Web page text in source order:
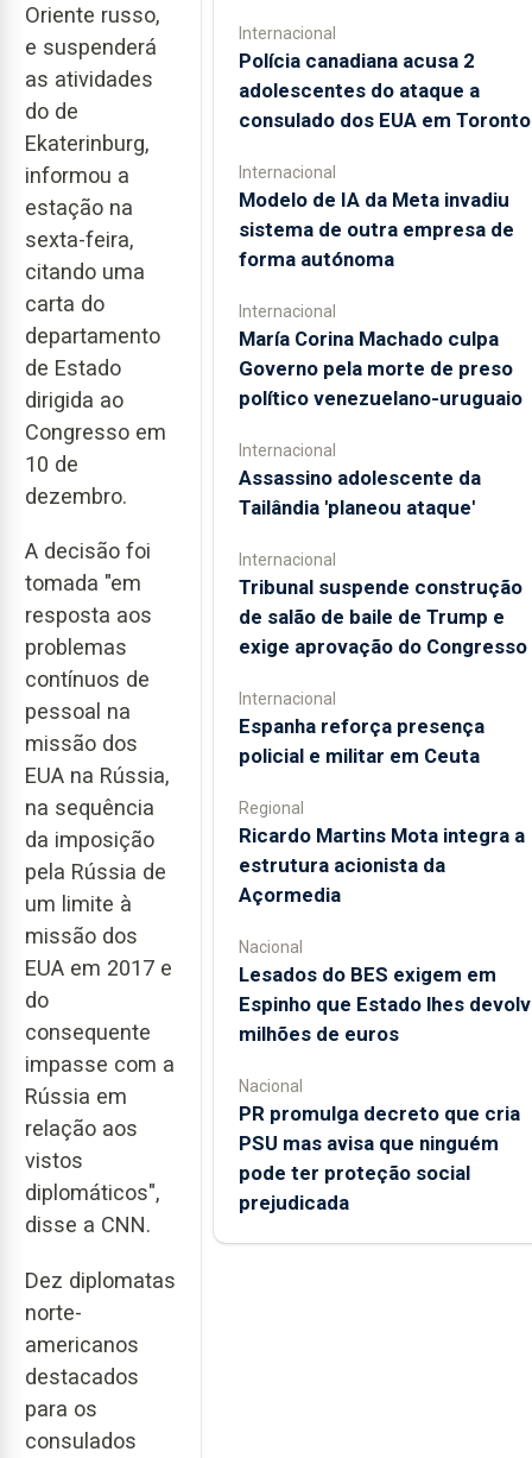
Oriente russo,
e suspenderá
as atividades
do de
Ekaterinburg,
informou a
estação na
sexta-feira,
citando uma
carta do
departamento
de Estado
dirigida ao
Congresso em
10 de
dezembro.
A decisão foi
tomada "em
resposta aos
problemas
contínuos de
pessoal na
missão dos
EUA na Rússia,
na sequência
da imposição
pela Rússia de
um limite à
missão dos
EUA em 2017 e
do
consequente
impasse com a
Rússia em
relação aos
vistos
diplomáticos",
disse a CNN.
Dez diplomatas
norte-
americanos
destacados
para os
consulados
Internacional
Polícia canadiana acusa 2
adolescentes do ataque a
consulado dos EUA em Toronto
Internacional
Modelo de IA da Meta invadiu
sistema de outra empresa de
forma autónoma
Internacional
María Corina Machado culpa
Governo pela morte de preso
político venezuelano-uruguaio
Internacional
Assassino adolescente da
Tailândia 'planeou ataque'
Internacional
Tribunal suspende construção
de salão de baile de Trump e
exige aprovação do Congresso
Internacional
Espanha reforça presença
policial e militar em Ceuta
Regional
Ricardo Martins Mota integra a
estrutura acionista da
Açormedia
Nacional
Lesados do BES exigem em
Espinho que Estado lhes
milhões de euros
Nacional
PR promulga decreto que cria
PSU mas avisa que ninguém
pode ter proteção social
prejudicada